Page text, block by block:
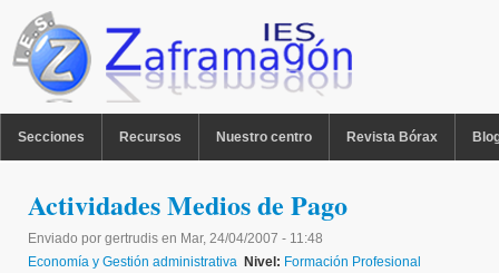
Pasar al contenido principal
Secciones Recursos Nuestro centro Revista Bórax
Actividades Medios de Pago
Enviado por gertrudis en Mar, 24/04/2007 - 11:48
Economía y Gestión administrativa Nivel: Formación Profesional